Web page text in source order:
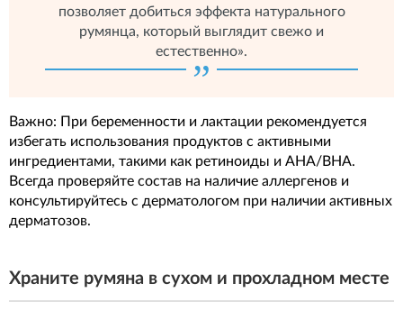
позволяет добиться эффекта натурального
румянца, который выглядит свежо и
естественно».
Важно: При беременности и лактации рекомендуется
избегать использования продуктов с активными
ингредиентами, такими как ретиноиды и AHA/BHA.
Всегда проверяйте состав на наличие аллергенов и
консультируйтесь с дерматологом при наличии активных
дерматозов.
Храните румяна в сухом и прохладном месте